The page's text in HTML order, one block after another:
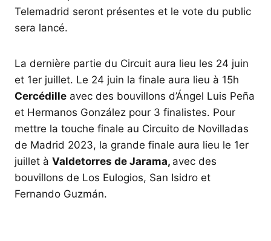
Telemadrid seront présentes et le vote du public
sera lancé.
La dernière partie du Circuit aura lieu les 24 juin
et 1er juillet. Le 24 juin la finale aura lieu à 15h
Cercédille avec des bouvillons d’Ángel Luis Peña
et Hermanos González pour 3 finalistes. Pour
mettre la touche finale au Circuito de Novilladas
de Madrid 2023, la grande finale aura lieu le 1er
juillet à Valdetorres de Jarama, avec des
bouvillons de Los Eulogios, San Isidro et
Fernando Guzmán.